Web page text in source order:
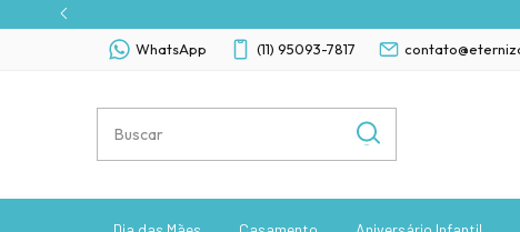
WhatsApp (11) 95093-7817